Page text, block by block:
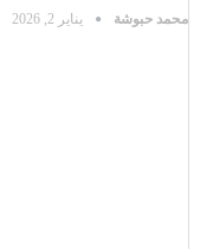
محمد حبوشة يناير 2, 2026